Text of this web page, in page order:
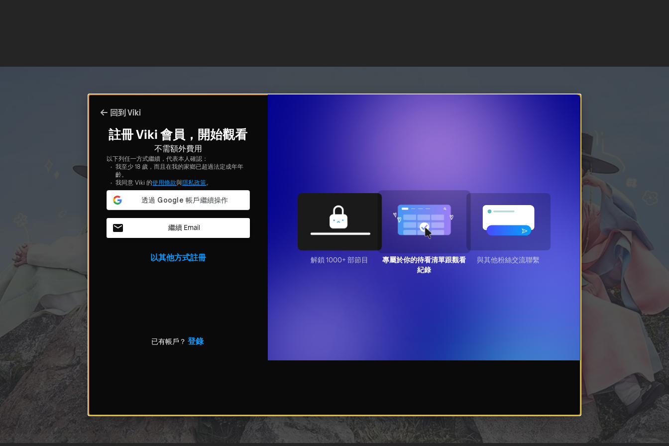
回到 Viki
註冊 Viki 會員，開始觀看
不需額外費用
以下列任一方式繼續，代表本人確認：
我至少 18 歲，而且在我的家鄉已超過法定成年年
齡。
我同意 Viki 的使用條款與隱私政策。
繼續 Email
以其他方式註冊
已有帳戶？ 登錄
解鎖 1000+ 部節目
專屬於你的待看清單跟觀看
紀錄
與其他粉絲交流聯繫